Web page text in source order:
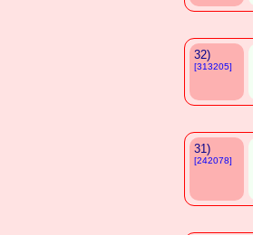
32)
[313205]
31)
[242078]